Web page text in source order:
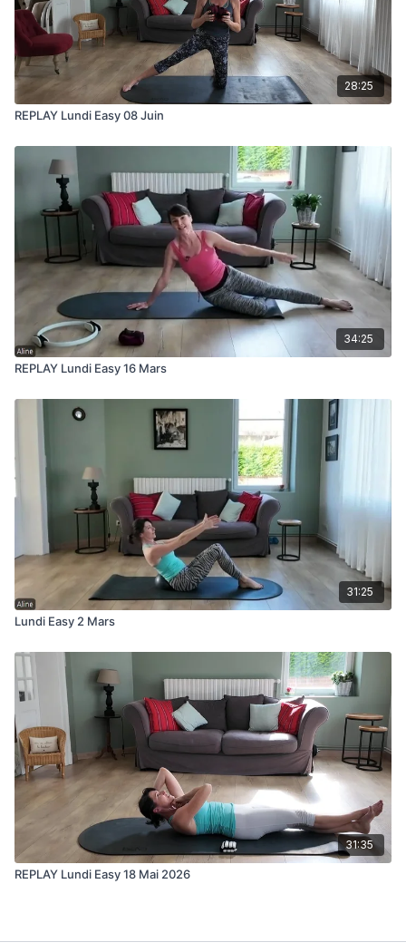
28:25
REPLAY Lundi Easy 08 Juin
34:25
REPLAY Lundi Easy 16 Mars
31:25
Lundi Easy 2 Mars
31:35
REPLAY Lundi Easy 18 Mai 2026